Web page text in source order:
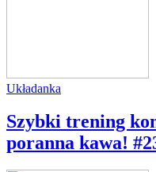
Układanka
Szybki trening
poranna kawa!